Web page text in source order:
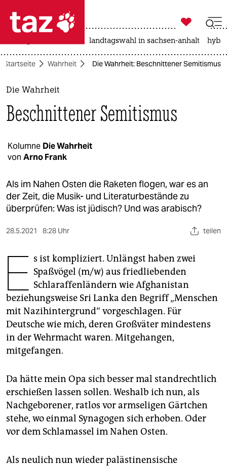
 taz zahl ich
taz zahl ich
themen
politik
gesellschaft
kultur
sport
berlin
wahrheit
verlag
verlag
veranstaltungen
shop
fragen & hilfe
unterstützen
abo
genossenschaft
epaper login

taz zahl ich
landtagswahl in sachsen-anhalt
Startseite Wahrheit Die Wahrheit: Beschnittener Semitismus
Die Wahrheit
Beschnittener Semitismus
Kolumne Die Wahrheit
von Arno Frank
Als im Nahen Osten die Raketen flogen, war es an
der Zeit, die Musik- und Literaturbestände zu
überprüfen: Was ist jüdisch? Und was arabisch?
28.5.2021 8:28 Uhr teilen
E s ist kompliziert. Unlängst haben zwei
Spaßvögel (m/w) aus friedliebenden
Schlaraffenländern wie Afghanistan
beziehungsweise Sri Lanka den Begriff „Menschen
mit Nazihintergrund“ vorgeschlagen. Für
Deutsche wie mich, deren Großväter mindestens
in der Wehrmacht waren. Mitgehangen,
mitgefangen.
Da hätte mein Opa sich besser mal standrechtlich
erschießen lassen sollen. Weshalb ich nun, als
Nachgeborener, ratlos vor armseligen Gärtchen
stehe, wo einmal Synagogen sich erhoben. Oder
vor dem Schlamassel im Nahen Osten.
Als neulich nun wieder palästinensische